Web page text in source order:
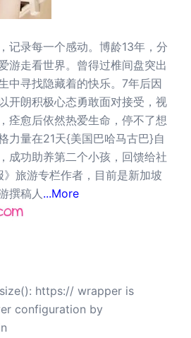
记录每一个感动。博龄13年，分
游走看世界。曾得过椎间盘突出
中寻找隐藏着的快乐。7年后因
开朗积极心态勇敢面对接受，视
痊愈后依然热爱生命，停不了想
力量在21天{美国巴哈马古巴}自
成功助养第二个小孩，回馈给社
旅游专栏作者，目前是新加坡
撰稿人 ...More
https:// wrapper is
configuration by